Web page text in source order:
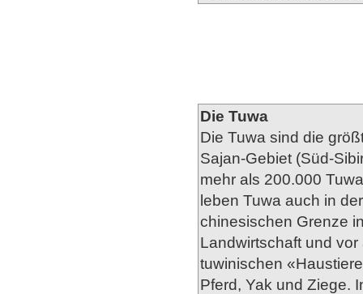
Die Tuwa
Die Tuwa sind die
Sajan-Gebiet (Süd-
mehr als 200.000
leben Tuwa auch in
chinesischen Grenze
Landwirtschaft und
tuwinischen
Pferd, Yak und Ziege.